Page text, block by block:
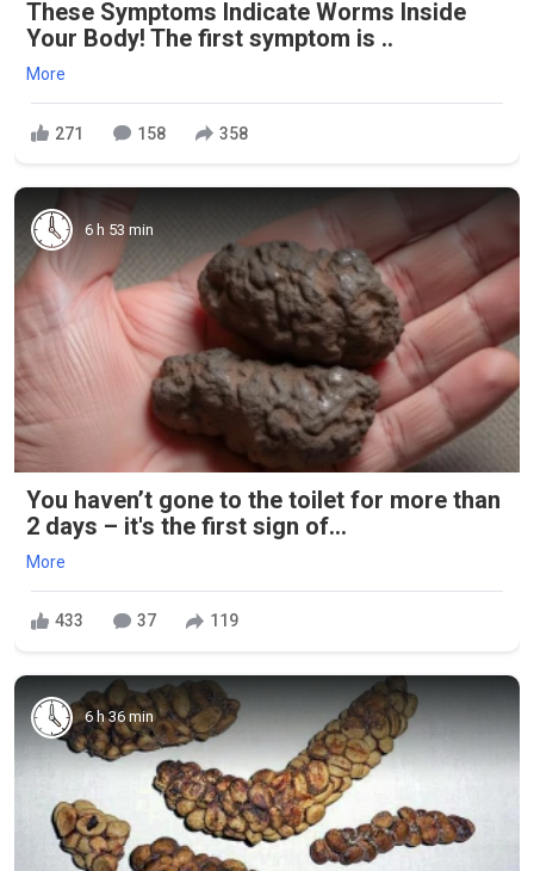
These Symptoms Indicate Worms Inside
Your Body! The first symptom is ..
More
271 158 358
6 h 53 min
You haven’t gone to the toilet for more than
2 days – it's the first sign of...
More
433 37 119
6 h 36 min